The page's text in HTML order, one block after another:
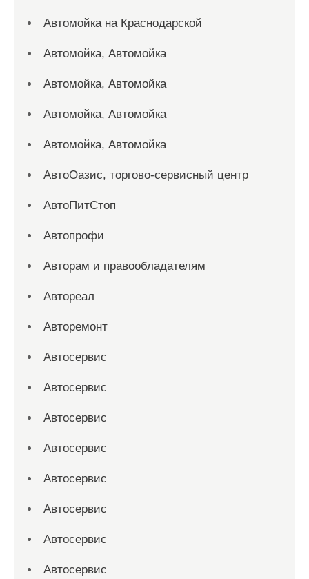
Автомойка на Краснодарской
Автомойка, Автомойка
Автомойка, Автомойка
Автомойка, Автомойка
Автомойка, Автомойка
АвтоОазис, торгово-сервисный центр
АвтоПитСтоп
Автопрофи
Авторам и правообладателям
Автореал
Авторемонт
Автосервис
Автосервис
Автосервис
Автосервис
Автосервис
Автосервис
Автосервис
Автосервис